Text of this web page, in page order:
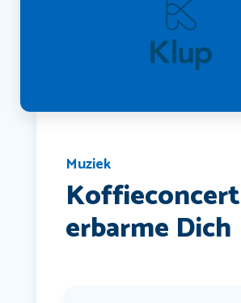
Muziek
Koffieconcert
erbarme Dich